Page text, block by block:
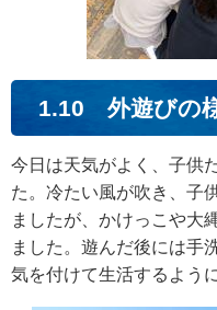
1.10 外遊びの
今日は天気がよく、子供
た。冷たい風が吹き、子
ましたが、かけっこや大
ました。遊んだ後には手
気を付けて生活するよう